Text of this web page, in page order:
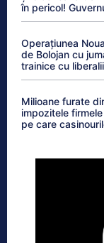
în pericol!
Operațiunea
de Bolojan cu
trainice cu liberalii
Milioane furate
impozitele
pe care